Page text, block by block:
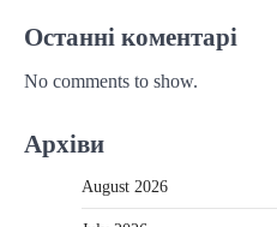
Останні коментарі
No comments to show.
Архіви
August 2026